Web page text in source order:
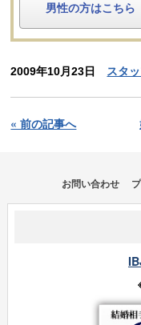
男性の方はこちら
2009年10月23日 スタ
« 前の記事へ
お問い合わせ